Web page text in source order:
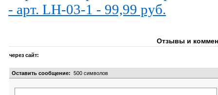
- арт. LH-03-1 - 99,99 руб.
Отзывы и
через сайт:
Оставить сообщение: 500 символов